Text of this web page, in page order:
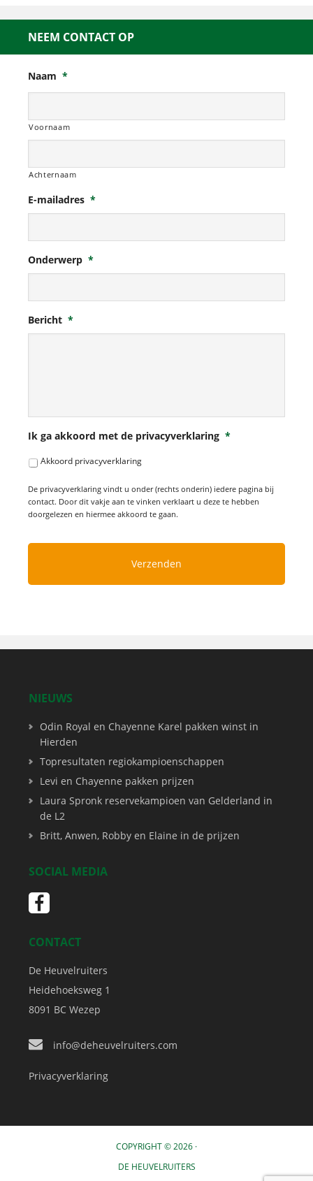
NEEM CONTACT OP
Naam *
Voornaam
Achternaam
E-mailadres *
Onderwerp *
Bericht *
Ik ga akkoord met de privacyverklaring *
Akkoord privacyverklaring
De privacyverklaring vindt u onder (rechts onderin) iedere pagina bij
contact. Door dit vakje aan te vinken verklaart u deze te hebben
doorgelezen en hiermee akkoord te gaan.
NIEUWS
Odin Royal en Chayenne Karel pakken winst in
Hierden
Topresultaten regiokampioenschappen
Levi en Chayenne pakken prijzen
Laura Spronk reservekampioen van Gelderland in
de L2
Britt, Anwen, Robby en Elaine in de prijzen
SOCIAL MEDIA
CONTACT
De Heuvelruiters
Heidehoeksweg 1
8091 BC Wezep
info@deheuvelruiters.com
Privacyverklaring
COPYRIGHT © 2026 ·
DE HEUVELRUITERS